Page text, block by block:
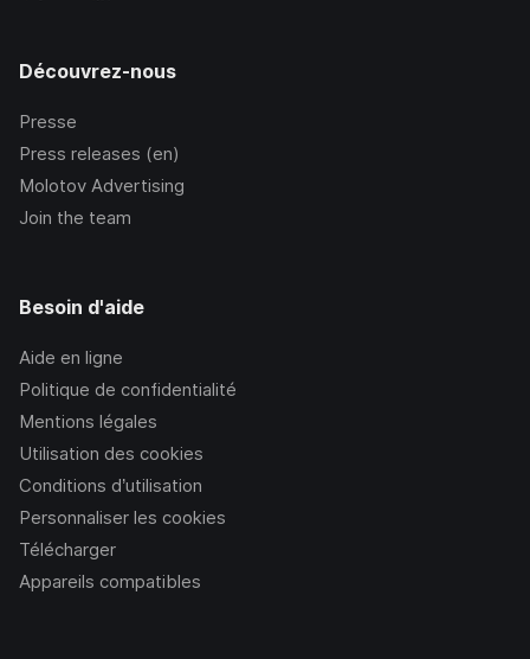
Découvrez-nous
Presse
Press releases (en)
Molotov Advertising
Join the team
Besoin d'aide
Aide en ligne
Politique de confidentialité
Mentions légales
Utilisation des cookies
Conditions d’utilisation
Personnaliser les cookies
Télécharger
Appareils compatibles